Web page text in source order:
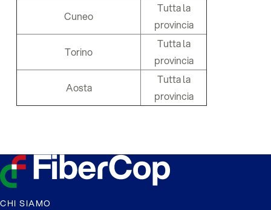
Cuneo
Tutta la
provincia
Torino
Tutta la
provincia
Aosta
Tutta la
provincia
CHI SIAMO